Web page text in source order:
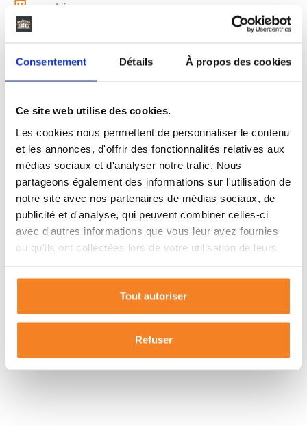
Consentement Détails À propos des cookies
Ce site web utilise des cookies.
Les cookies nous permettent de personnaliser le contenu
et les annonces, d'offrir des fonctionnalités relatives aux
médias sociaux et d'analyser notre trafic. Nous
partageons également des informations sur l'utilisation de
notre site avec nos partenaires de médias sociaux, de
publicité et d'analyse, qui peuvent combiner celles-ci
avec d'autres informations que vous leur avez fournies
ou qu'ils ont collectées lors de votre utilisation de leurs
Tout autoriser
Refuser
Niveau
Piscine
LIEU
St Pierre De Mons